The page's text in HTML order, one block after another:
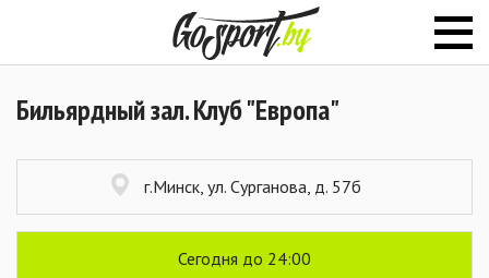
Бильярдный зал. Клуб "Европа"
г.Минск, ул. Сурганова, д. 57б
Сегодня до 24:00